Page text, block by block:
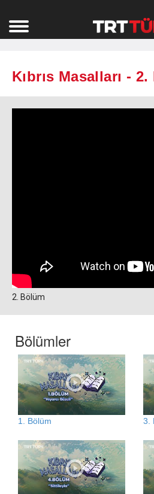
Kıbrıs Masalları -
2. Bölüm
Bölümler
1. Bölüm 3.